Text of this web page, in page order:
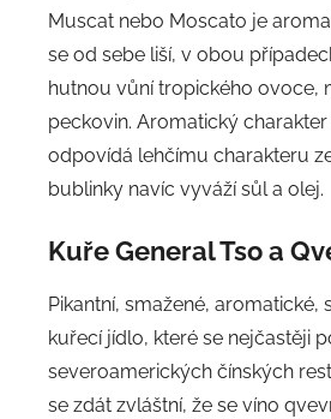
Muscat nebo Moscato je
se od sebe liší, v obou
hutnou vůní tropického ovoce,
peckovin. Aromatický
odpovídá lehčímu charakteru
bublinky navíc vyváží sůl a olej.
Kuře General Tso a
Pikantní, smažené, aromatické,
kuřecí jídlo, které se nejčastěji
severoamerických čínských
se zdát zvláštní, že se víno